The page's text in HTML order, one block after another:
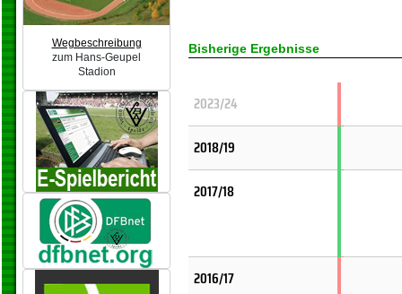
Wegbeschreibung
zum Hans-Geupel
Stadion
Bisherige Ergebnisse
2023/24
2018/19
2017/18
2016/17